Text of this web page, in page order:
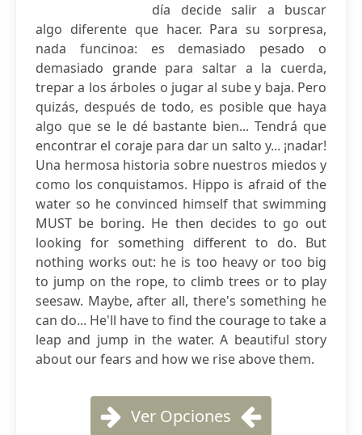
día decide salir a buscar
algo diferente que hacer. Para su sorpresa,
nada funcinoa: es demasiado pesado o
demasiado grande para saltar a la cuerda,
trepar a los árboles o jugar al sube y baja. Pero
quizás, después de todo, es posible que haya
algo que se le dé bastante bien... Tendrá que
encontrar el coraje para dar un salto y... ¡nadar!
Una hermosa historia sobre nuestros miedos y
como los conquistamos. Hippo is afraid of the
water so he convinced himself that swimming
MUST be boring. He then decides to go out
looking for something different to do. But
nothing works out: he is too heavy or too big
to jump on the rope, to climb trees or to play
seesaw. Maybe, after all, there's something he
can do... He'll have to find the courage to take a
leap and jump in the water. A beautiful story
about our fears and how we rise above them.
Ver Opciones